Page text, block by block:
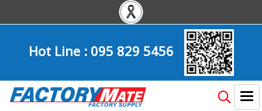
Hot Line :095 829 5456